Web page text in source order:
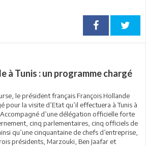
à Tunis : un programme chargé
le président français François Hollande
pour la visite d’Etat qu’il effectuera à Tunis à
d’une délégation officielle forte
cinq parlementaires, cinq officiels de
qu’une cinquantaine de chefs d’entreprise,
présidents, Marzouki, Ben Jaafar et